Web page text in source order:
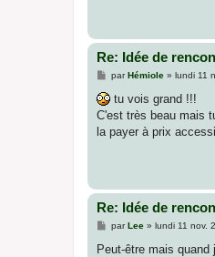
Re: Idée de
M
s
s
a
g
e
parHémiole» lundi 11
tu vois grand !!!
C'est très beau mais
la payer à prix
Re: Idée de
M
s
parLee» lundi 11 nov.
Peut-être mais